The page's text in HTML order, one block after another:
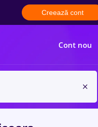
Creează cont
Cont nou